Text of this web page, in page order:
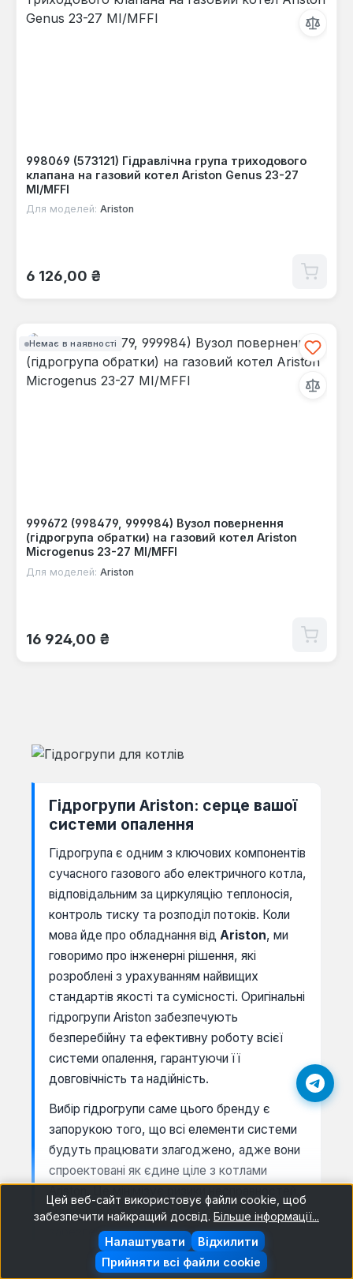
998069 (573121) Гідравлічна група триходового
клапана на газовий котел Ariston Genus 23-27
MI/MFFI
Для моделей: Ariston
Звичайна ціна:
6 126,00 ₴
Немає в наявності
999672 (998479, 999984) Вузол повернення
(гідрогрупа обратки) на газовий котел Ariston
Microgenus 23-27 MI/MFFI
Для моделей: Ariston
Звичайна ціна:
16 924,00 ₴
Гідрогрупи Ariston: серце вашої
системи опалення
Гідрогрупа є одним з ключових компонентів
сучасного газового або електричного котла,
відповідальним за циркуляцію теплоносія,
контроль тиску та розподіл потоків. Коли
мова йде про обладнання від Ariston, ми
говоримо про інженерні рішення, які
розроблені з урахуванням найвищих
стандартів якості та сумісності. Оригінальні
гідрогрупи Ariston забезпечують
безперебійну та ефективну роботу всієї
системи опалення, гарантуючи її
довговічність та надійність.
Вибір гідрогрупи саме цього бренду є
запорукою того, що всі елементи системи
будуть працювати злагоджено, адже вони
спроектовані як єдине ціле з котлами
підвищує енергоефективність та
забезпечує комфорт у вашому домі.
Інженерні особливості гідрогруп
Цей веб-сайт використовує файли cookie, щоб
забезпечити найкращий досвід. Більше інформації...
Відхилити
Налаштувати
Прийняти всі файли cookie